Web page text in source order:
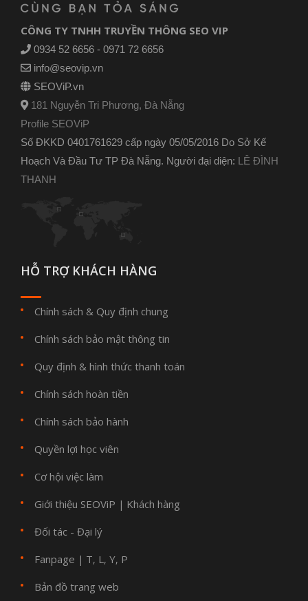
CÔNG TY TNHH TRUYỀN THÔNG SEO VIP
0934 52 6656 - 0971 72 6656
info@seovip.vn
SEOViP.vn
181 Nguyễn Tri Phương, Đà Nẵng
Profile SEOViP
Số ĐKKD 0401761629 cấp ngày 05/05/2016 Do Sở Kế
Hoạch Và Đầu Tư TP Đà Nẵng. Người đại diện: LÊ ĐÌNH
THANH
HỖ TRỢ KHÁCH HÀNG
Chính sách & Quy định chung
Chính sách bảo mật thông tin
Quy định & hình thức thanh toán
Chính sách hoàn tiền
Chính sách bảo hành
Quyền lợi học viên
Cơ hội việc làm
Giới thiệu SEOViP | Khách hàng
Đối tác - Đại lý
Fanpage | T, L, Y, P
Bản đồ trang web